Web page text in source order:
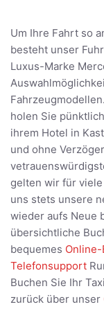
Um Ihre Fahrt so
besteht unser
Luxus-Marke
holen Sie
ihrem Hotel in
und ohne
gelten wir für viele
uns stets unsere
wieder aufs Neue
übersichtliche
bequemes
Telefonsupport
Buchen Sie Ihr
zurück über unser